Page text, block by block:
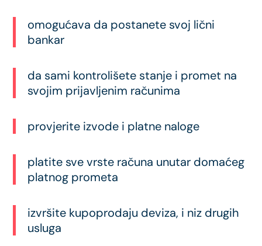
omogućava da postanete svoj lični
bankar
da sami kontrolišete stanje i promet na
svojim prijavljenim računima
provjerite izvode i platne naloge
platite sve vrste računa unutar domaćeg
platnog prometa
izvršite kupoprodaju deviza, i niz drugih
usluga